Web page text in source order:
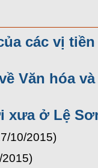
các vị
Văn hóa
xưa ở Lệ
10/2015)
2015)